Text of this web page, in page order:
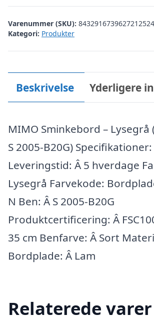
Varenummer (SKU): 8432916739627212524
Kategori: Produkter
Beskrivelse Yderligere
MIMO Sminkebord – Lysegrå
S 2005-B20G) Specifikationer:
Leveringstid: Â 5 hverdage
Lysegrå Farvekode:
N Ben: Â S 2005-B20G
Produktcertificering: Â
35 cm Benfarve: Â Sort
Bordplade: Â Lam
Relaterede varer